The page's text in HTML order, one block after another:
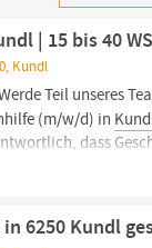
| 15 bis 40
Kundl
Teil unseres
(m/w/d) in
dass
sind – eine
6250 Kundl